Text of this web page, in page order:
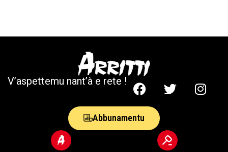
V’aspettemu nant’à e rete !
Abbunamentu